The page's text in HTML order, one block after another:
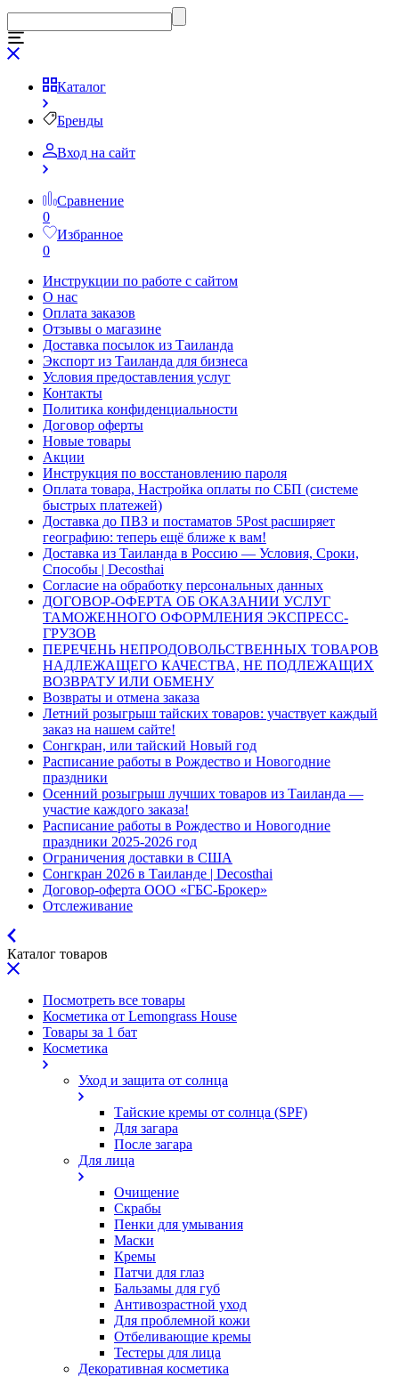
Каталог
Бренды
Вход на сайт
Сравнение
0
Избранное
0
Инструкции по работе с сайтом
О нас
Оплата заказов
Отзывы о магазине
Доставка посылок из Таиланда
Экспорт из Таиланда для бизнеса
Условия предоставления услуг
Контакты
Политика конфиденциальности
Договор оферты
Новые товары
Акции
Инструкция по восстановлению пароля
Оплата товара, Настройка оплаты по СБП (системе
быстрых платежей)
Доставка до ПВЗ и постаматов 5Post расширяет
географию: теперь ещё ближе к вам!
Доставка из Таиланда в Россию — Условия, Сроки,
Способы | Decosthai
Согласие на обработку персональных данных
ДОГОВОР-ОФЕРТА ОБ ОКАЗАНИИ УСЛУГ
ТАМОЖЕННОГО ОФОРМЛЕНИЯ ЭКСПРЕСС-
ГРУЗОВ
ПЕРЕЧЕНЬ НЕПРОДОВОЛЬСТВЕННЫХ ТОВАРОВ
НАДЛЕЖАЩЕГО КАЧЕСТВА, НЕ ПОДЛЕЖАЩИХ
ВОЗВРАТУ ИЛИ ОБМЕНУ
Возвраты и отмена заказа
Летний розыгрыш тайских товаров: участвует каждый
заказ на нашем сайте!
Сонгкран, или тайский Новый год
Расписание работы в Рождество и Новогодние
праздники
Осенний розыгрыш лучших товаров из Таиланда —
участие каждого заказа!
Расписание работы в Рождество и Новогодние
праздники 2025-2026 год
Ограничения доставки в США
Сонгкран 2026 в Таиланде | Decosthai
Договор-оферта ООО «ГБС-Брокер»
Отслеживание
Каталог товаров
Посмотреть все товары
Косметика от Lemongrass House
Товары за 1 бат
Косметика
Уход и защита от солнца
Тайские кремы от солнца (SPF)
Для загара
После загара
Для лица
Очищение
Скрабы
Пенки для умывания
Маски
Кремы
Патчи для глаз
Бальзамы для губ
Антивозрастной уход
Для проблемной кожи
Oтбеливающие кремы
Тестеры для лица
Декоративная косметика